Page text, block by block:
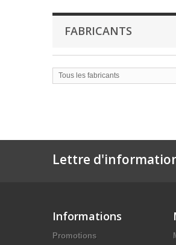
FABRICANTS
Tous les fabricants
Lettre
Informations
Promotions